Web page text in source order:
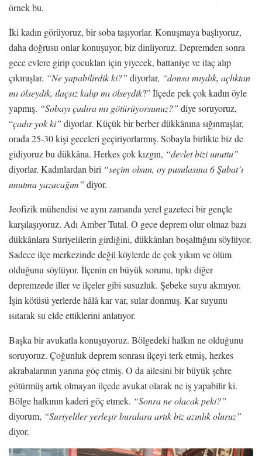
örnek bu.
İki kadın görüyoruz, bir soba taşıyorlar. Konuşmaya başlıyoruz,
daha doğrusu onlar konuşuyor, biz dinliyoruz. Depremden sonra
gece evlere girip çocukları için yiyecek, battaniye ve ilaç alıp
çıkmışlar. “Ne yapabilirdik ki?” diyorlar, “donsa mıydık, açlıktan
mı ölseydik, ilaçsız kalıp mı ölseydik?” İlçede pek çok kadın öyle
yapmış. “Sobayı çadıra mı götürüyorsunuz?” diye soruyoruz,
“çadır yok ki” diyorlar. Küçük bir berber dükkânına sığınmışlar,
orada 25-30 kişi geceleri geçiriyorlarmış. Sobayla birlikte biz de
gidiyoruz bu dükkâna. Herkes çok kızgın, “devlet bizi unuttu”
diyorlar. Kadınlardan biri “seçim olsun, oy pusulasına 6 Şubat’ı
unutma yazacağım” diyor.
Jeofizik mühendisi ve aynı zamanda yerel gazeteci bir gençle
karşılaşıyoruz. Adı Amber Tutal. O gece deprem olur olmaz bazı
dükkânlara Suriyelilerin girdiğini, dükkânları boşalttığını söylüyor.
Sadece ilçe merkezinde değil köylerde de çok yıkım ve ölüm
olduğunu söylüyor. İlçenin en büyük sorunu, tıpkı diğer
depremzede iller ve ilçeler gibi susuzluk. Şebeke suyu akmıyor.
İşin kötüsü yerlerde hâlâ kar var, sular donmuş. Kar suyunu
ısıtarak su elde ettiklerini anlatıyor.
Başka bir avukatla konuşuyoruz. Bölgedeki halkın ne olduğunu
soruyoruz. Çoğunluk deprem sonrası ilçeyi terk etmiş, herkes
akrabalarının yanına göç etmiş. O da ailesini bir büyük şehre
götürmüş artık olmayan ilçede avukat olarak ne iş yapabilir ki.
Bölge halkının kaderi göç etmek. “Sonra ne olacak peki?”
diyorum, “Suriyeliler yerleşir buralara artık biz azınlık oluruz”
diyor.